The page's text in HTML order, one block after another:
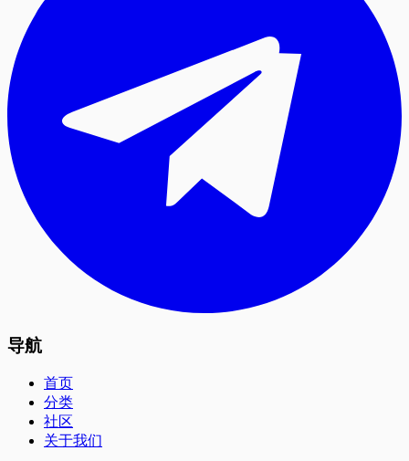
导航
首页
分类
社区
关于我们